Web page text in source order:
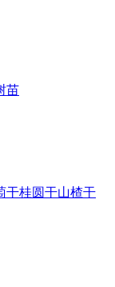
苗
干桂圆干山楂干